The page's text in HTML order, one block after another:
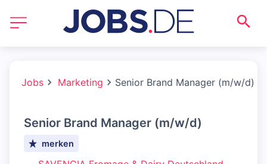
Jobs Marketing Senior Brand Manager (m/w/d)
Senior Brand Manager (m/w/d)
merken